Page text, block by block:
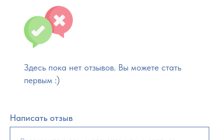
Здесь пока нет отзывов. Вы можете стать
первым :)
Написать отзыв